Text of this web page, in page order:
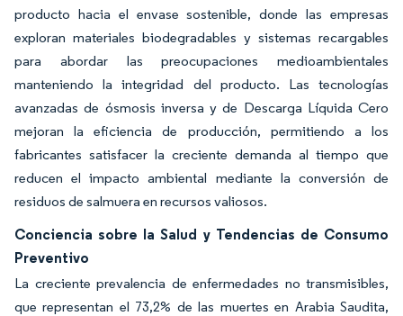
producto hacia el envase sostenible, donde las empresas
exploran materiales biodegradables y sistemas recargables
para abordar las preocupaciones medioambientales
manteniendo la integridad del producto. Las tecnologías
avanzadas de ósmosis inversa y de Descarga Líquida Cero
mejoran la eficiencia de producción, permitiendo a los
fabricantes satisfacer la creciente demanda al tiempo que
reducen el impacto ambiental mediante la conversión de
residuos de salmuera en recursos valiosos.
Conciencia sobre la Salud y Tendencias de Consumo
Preventivo
La creciente prevalencia de enfermedades no transmisibles,
que representan el 73,2% de las muertes en Arabia Saudita,